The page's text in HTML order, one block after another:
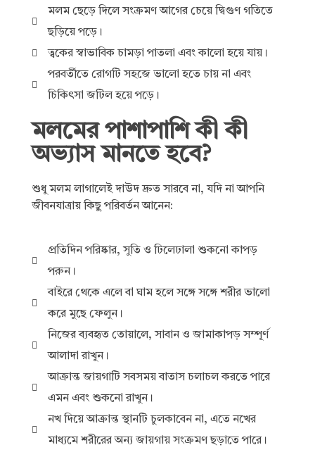
মলম ছেড়ে দিলে সংক্রমণ আগের চেয়ে দ্বিগুণ গতিতে
ছড়িয়ে পড়ে।
ত্বকের স্বাভাবিক চামড়া পাতলা এবং কালো হয়ে যায়।
পরবর্তীতে রোগটি সহজে ভালো হতে চায় না এবং
চিকিৎসা জটিল হয়ে পড়ে।
মলমের পাশাপাশি কী কী
অভ্যাস মানতে হবে?
শুধু মলম লাগালেই দাউদ দ্রুত সারবে না, যদি না আপনি
জীবনযাত্রায় কিছু পরিবর্তন আনেন:
প্রতিদিন পরিষ্কার, সুতি ও ঢিলেঢালা শুকনো কাপড়
পরুন।
বাইরে থেকে এলে বা ঘাম হলে সঙ্গে সঙ্গে শরীর ভালো
করে মুছে ফেলুন।
নিজের ব্যবহৃত তোয়ালে, সাবান ও জামাকাপড় সম্পূর্ণ
আলাদা রাখুন।
আক্রান্ত জায়গাটি সবসময় বাতাস চলাচল করতে পারে
এমন এবং শুকনো রাখুন।
নখ দিয়ে আক্রান্ত স্থানটি চুলকাবেন না, এতে নখের
মাধ্যমে শরীরের অন্য জায়গায় সংক্রমণ ছড়াতে পারে।